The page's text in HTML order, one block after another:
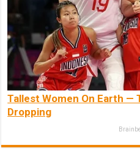
Tallest Women On Earth —
Dropping